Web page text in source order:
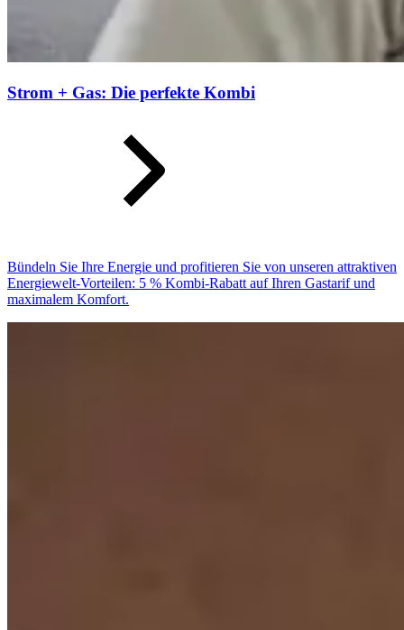
Strom + Gas: Die perfekte Kombi
Bündeln Sie Ihre Energie und profitieren Sie von unseren attraktiven
Energiewelt-Vorteilen: 5 % Kombi-Rabatt auf Ihren Gastarif und
maximalem Komfort.